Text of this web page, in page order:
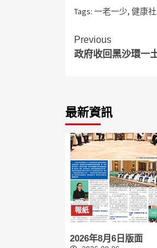
Tags: 一老一少, 健康
Continue
Reading
Previous
政府收回黑沙環一
最新資訊
報紙
2026年8月6日版面